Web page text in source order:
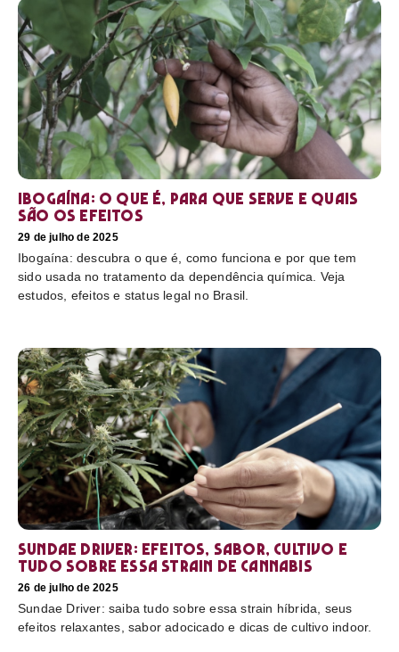
Ibogaína: o que é, para que serve e quais
são os efeitos
29 de julho de 2025
Ibogaína: descubra o que é, como funciona e por que tem
sido usada no tratamento da dependência química. Veja
estudos, efeitos e status legal no Brasil.
Sundae Driver: efeitos, sabor, cultivo e
tudo sobre essa strain de cannabis
26 de julho de 2025
Sundae Driver: saiba tudo sobre essa strain híbrida, seus
efeitos relaxantes, sabor adocicado e dicas de cultivo indoor.